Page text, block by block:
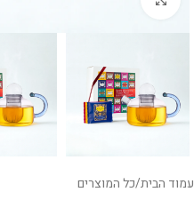
עמוד הבית/כל המוצרים